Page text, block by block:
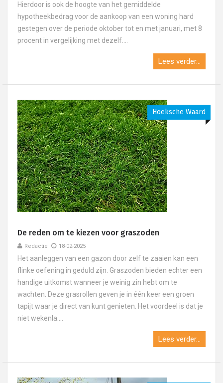
Hierdoor is ook de hoogte van het gemiddelde
hypotheekbedrag voor de aankoop van een woning hard
gestegen over de periode oktober tot en met januari, met 8
procent in vergelijking met dezelf....
Lees verder...
Hoeksche Waard
De reden om te kiezen voor graszoden
Redactie 18-02-2025
Het aanleggen van een gazon door zelf te zaaien kan een
flinke oefening in geduld zijn. Graszoden bieden echter een
handige uitkomst wanneer je weinig zin hebt om te
wachten. Deze grasrollen geven je in één keer een groen
tapijt waar je direct van kunt genieten. Het voordeel is dat je
niet wekenla....
Lees verder...